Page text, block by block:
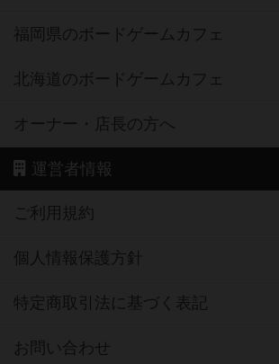
福岡県のボードゲームカフェ
北海道のボードゲームカフェ
オーナー・店長の方へ
運営者情報
ご利用規約
個人情報保護方針
特定商取引法に基づく表記
お問い合わせ